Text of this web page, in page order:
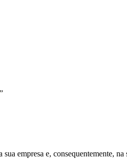
”
empresa e, consequentemente, na